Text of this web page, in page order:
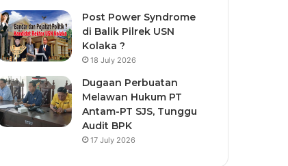
Post Power Syndrome
di Balik Pilrek USN
Kolaka ?
18 July 2026
Dugaan Perbuatan
Melawan Hukum PT
Antam-PT SJS, Tunggu
Audit BPK
17 July 2026